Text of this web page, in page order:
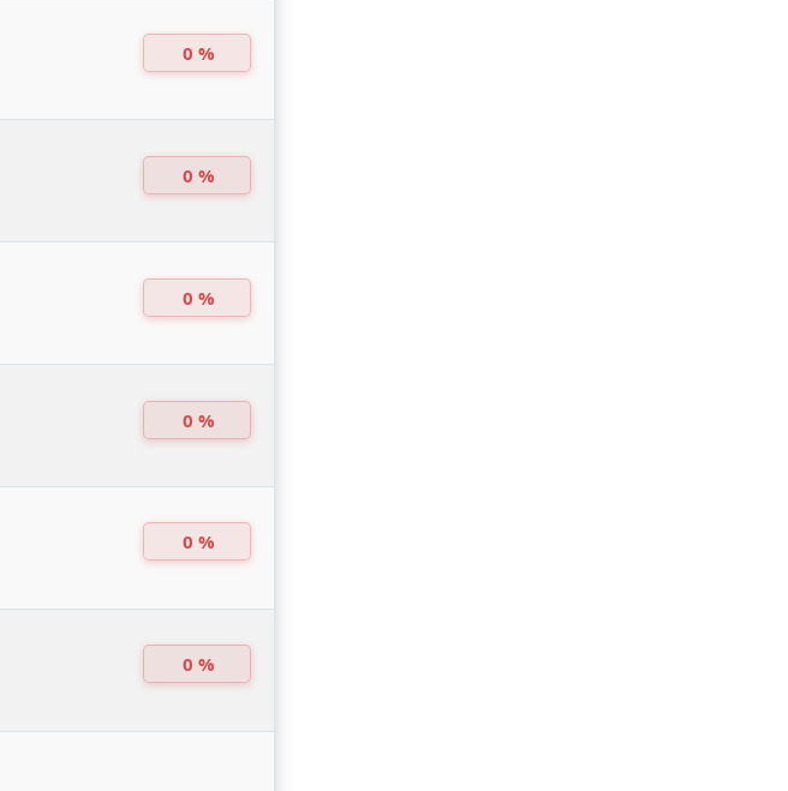
0 %
0 %
0 %
0 %
0 %
0 %